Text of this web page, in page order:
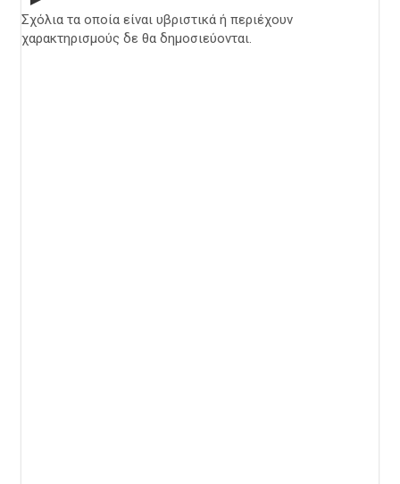
Σχόλια τα οποία είναι υβριστικά ή περιέχουν
χαρακτηρισμούς δε θα δημοσιεύονται.